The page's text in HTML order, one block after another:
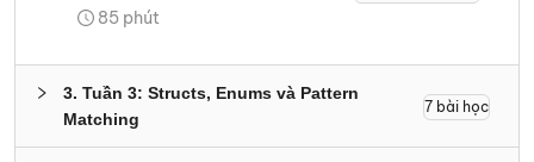
85 phút
3. Tuần 3: Structs, Enums và Pattern
Matching
7 bài học